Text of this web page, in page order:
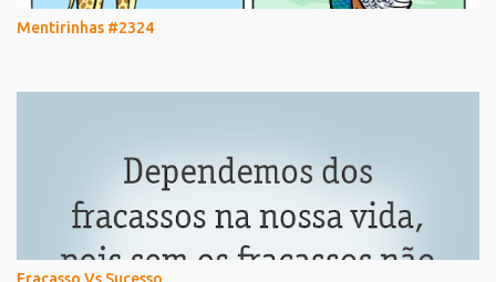
Mentirinhas #2324